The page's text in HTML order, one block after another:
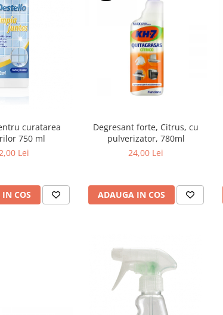
curatarea
750 ml
Lei
COS
Degresant forte, Citrus, cu
pulverizator, 780ml
24,00 Lei
ADAUGA IN COS